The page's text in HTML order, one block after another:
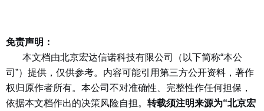
免责声明：
本文档由北京宏达信诺科技有限公司（以下简称“本公
司”）提供，仅供参考。内容可能引用第三方公开资料，著作
权归原作者所有。本公司不对准确性、完整性作任何担保，
依据本文档作出的决策风险自担。 转载须注明来源为“北京宏